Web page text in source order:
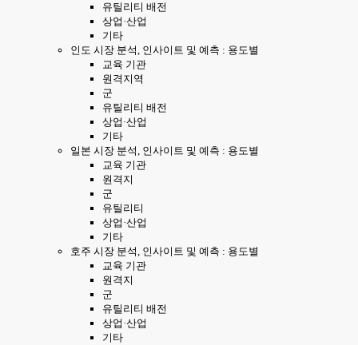
유틸리티 배전
상업·산업
기타
인도 시장 분석, 인사이트 및 예측 : 용도별
교육 기관
원격지역
군
유틸리티 배전
상업·산업
기타
일본 시장 분석, 인사이트 및 예측 : 용도별
교육 기관
원격지
군
유틸리티
상업·산업
기타
호주 시장 분석, 인사이트 및 예측 : 용도별
교육 기관
원격지
군
유틸리티 배전
상업·산업
기타